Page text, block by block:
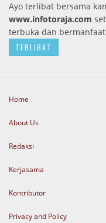
Ayo terlibat bersama
www.infotoraja.com
terbuka dan
TERLIBAT
Home
About Us
Redaksi
Kerjasama
Kontributor
Privacy and Policy